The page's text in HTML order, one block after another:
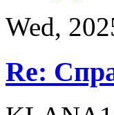
Wed,
Re: